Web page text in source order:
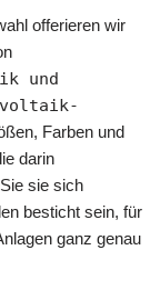
offerieren wir
und
Farben und
darin
sie sich
besticht sein, für
ganz genau